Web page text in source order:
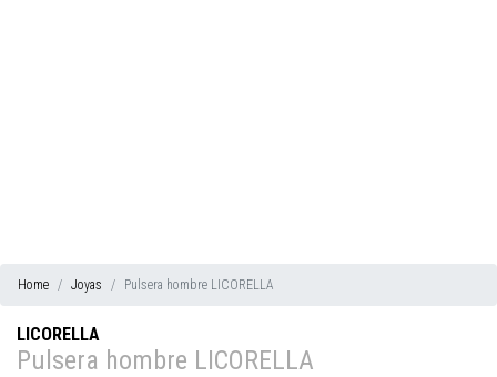
Home Joyas Pulsera hombre LICORELLA
LICORELLA
Pulsera hombre LICORELLA